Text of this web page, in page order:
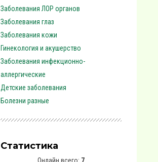
Заболевания ЛОР органов
Заболевания глаз
Заболевания кожи
Гинекология и акушерство
Заболевания инфекционно-
аллергические
Детские заболевания
Болезни разные
Статистика